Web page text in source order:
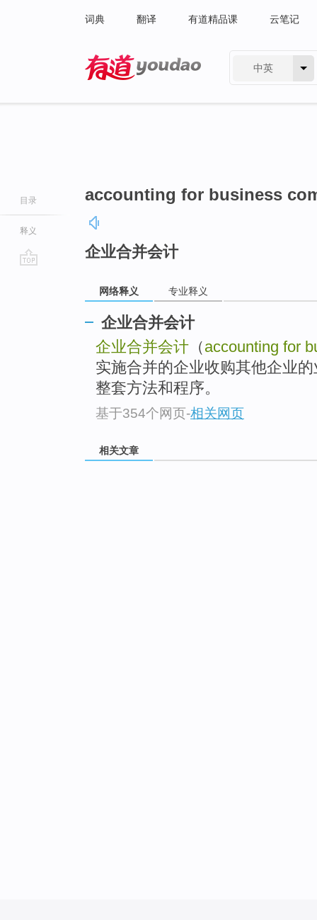
词典 翻译 有道精品课 云笔记
中英
目录
释义
accounting for business
企业合并会计
网络释义 专业释义
企业合并会计
企业合并会计 （accounting for
实施合并的企业收购其他企业
整套方法和程序。
基于354个网页-相关网页
相关文章